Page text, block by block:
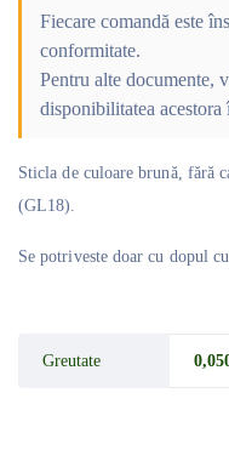
Fiecare comandă este
conformitate.
Pentru alte documente,
disponibilitatea acestora
Sticla de culoare brună, fără
(GL18).
Se potriveste doar cu dopul
Greutate